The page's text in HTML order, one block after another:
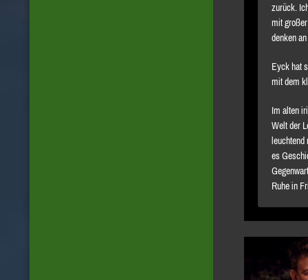
zurück.
mit
denken
Eyck hat
mit dem
Im alten
Welt der
es
Ruhe in